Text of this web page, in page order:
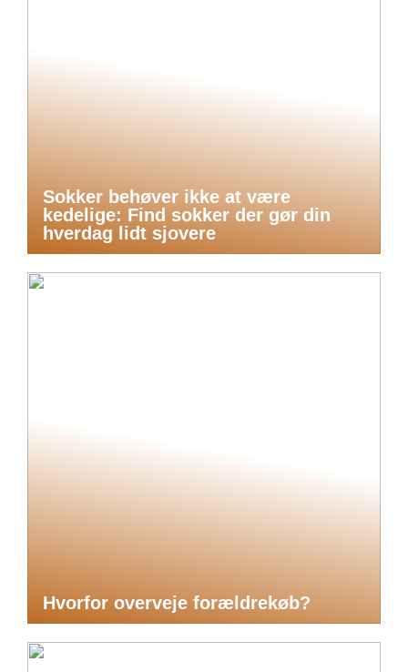
Sokker behøver ikke at være
kedelige: Find sokker der gør din
hverdag lidt sjovere
Hvorfor overveje forældrekøb?